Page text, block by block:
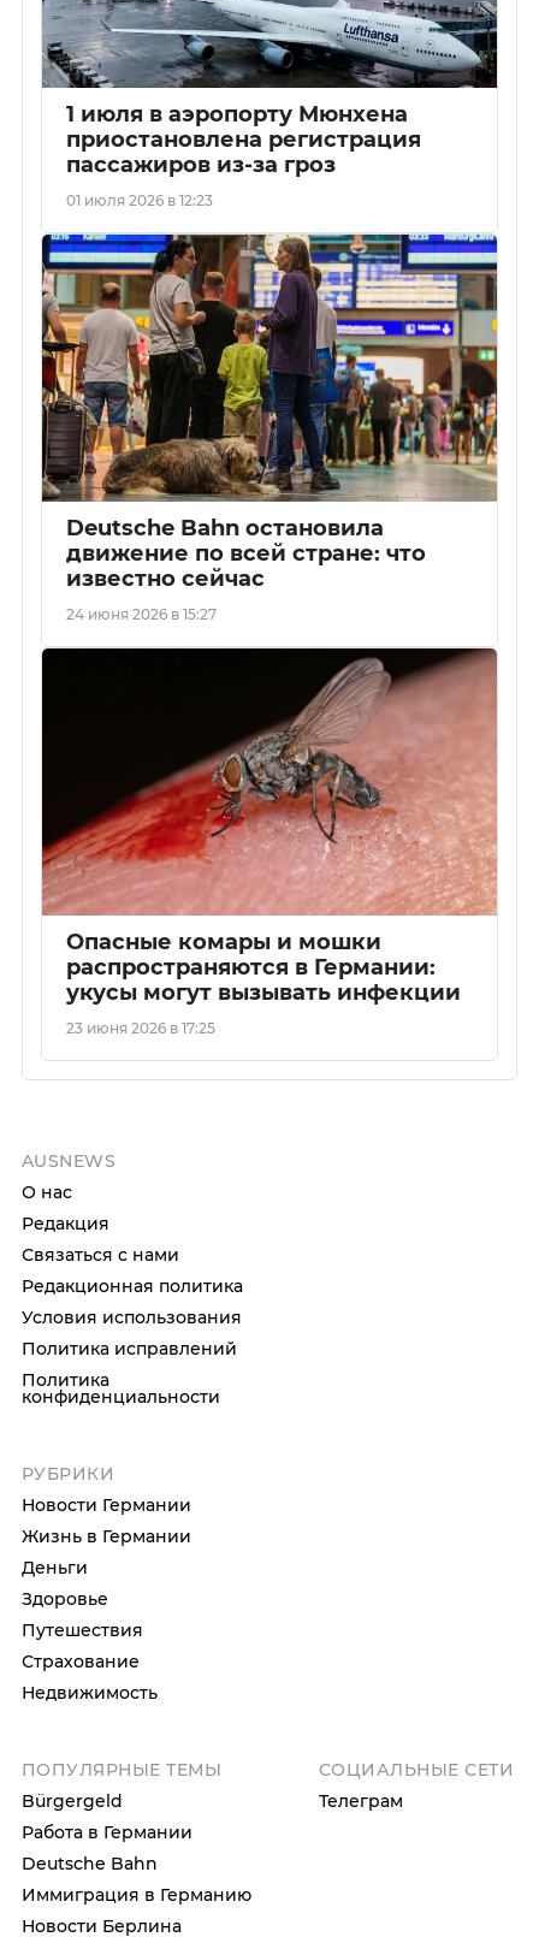
1 июля в аэропорту Мюнхена
приостановлена регистрация
пассажиров из-за гроз
01 июля 2026 в 12:23
Deutsche Bahn остановила
движение по всей стране: что
известно сейчас
24 июня 2026 в 15:27
Опасные комары и мошки
распространяются в Германии:
укусы могут вызывать инфекции
23 июня 2026 в 17:25
AUSNEWS
О нас
Редакция
Связаться с нами
Редакционная политика
Условия использования
Политика исправлений
Политика
конфиденциальности
РУБРИКИ
Новости Германии
Жизнь в Германии
Деньги
Здоровье
Путешествия
Страхование
Недвижимость
ПОПУЛЯРНЫЕ ТЕМЫ
Bürgergeld
Работа в Германии
Deutsche Bahn
Иммиграция в Германию
Новости Берлина
СОЦИАЛЬНЫЕ СЕТИ
Телеграм